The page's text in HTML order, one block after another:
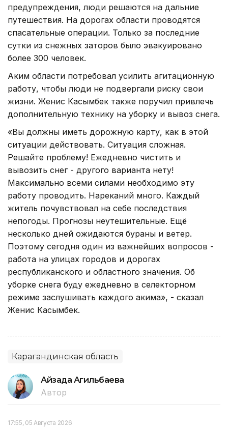
предупреждения, люди решаются на дальние
путешествия. На дорогах области проводятся
спасательные операции. Только за последние
сутки из снежных заторов было эвакуировано
более 300 человек.
Аким области потребовал усилить агитационную
работу, чтобы люди не подвергали риску свои
жизни. Женис Касымбек также поручил привлечь
дополнительную технику на уборку и вывоз снега.
«Вы должны иметь дорожную карту, как в этой
ситуации действовать. Ситуация сложная.
Решайте проблему! Ежедневно чистить и
вывозить снег - другого варианта нету!
Максимально всеми силами необходимо эту
работу проводить. Нареканий много. Каждый
житель почувствовал на себе последствия
непогоды. Прогнозы неутешительные. Ещё
несколько дней ожидаются бураны и ветер.
Поэтому сегодня один из важнейших вопросов -
работа на улицах городов и дорогах
республиканского и областного значения. Об
уборке снега буду ежедневно в селекторном
режиме заслушивать каждого акима», - сказал
Женис Касымбек.
Карагандинская область
Айзада Агильбаева
Автор
17:55, 05 Августа 2026